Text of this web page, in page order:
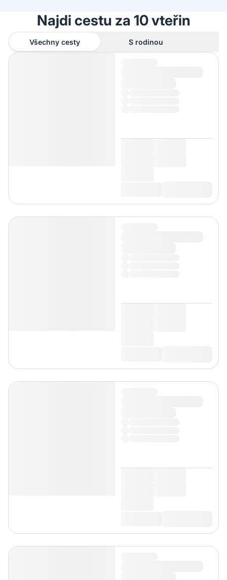
Najdi cestu za 10 vteřin
Všechny cesty S rodinou